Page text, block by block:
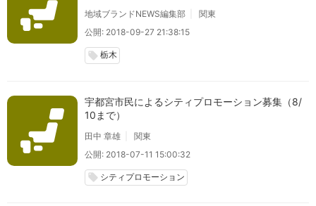
地域ブランドNEWS編集部
関東
公開: 2018-09-27 21:38:15
local_offer 栃木
宇都宮市民によるシティプロモーション募集（8/
10まで）
田中 章雄
関東
公開: 2018-07-11 15:00:32
local_offer シティプロモーション